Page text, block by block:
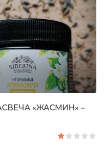
чем аналогичные
низкой...
«ЖАСМИН» –